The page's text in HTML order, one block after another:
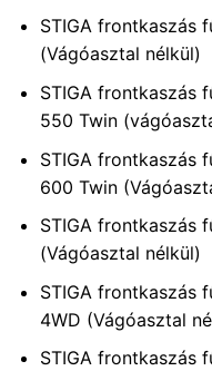
STIGA frontkaszás
(Vágóasztal nélkül)
STIGA frontkaszás
550 Twin
STIGA frontkaszás
600 Twin
STIGA frontkaszás
(Vágóasztal nélkül)
STIGA frontkaszás
4WD (Vágóasztal
STIGA frontkaszás